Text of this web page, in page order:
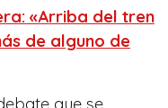
«Arriba del tren
de alguno de
que se